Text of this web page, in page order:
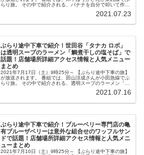
らり旅。 その中で紹介される、バナナを自分で叩いて作
2021.07.23
ぶらり途中下車で紹介！世田谷「タナカ ロボ」
は透明スープのラーメン「鯛煮干しの塩そば」で
話題！店舗場所詳細アクセス情報と人気メニュー
まとめ
2021年7月17日（土）9時25分～ 【ぶらり途中下車の旅】
が放送されます。 番組では、田山涼成さんが小田急線でぶ
らり旅。 その中で紹介される、透明スープのラーメン「鯛
2021.07.16
ぶらり途中下車で紹介！ブルーベリー専門店の亀
有ブルーザベリーは意外な組合せのワッフルサン
ドで話題！店舗場所詳細アクセス情報と人気メニ
ューまとめ
2021年7月10日（土）9時25分～ 【ぶらり途中下車の旅】